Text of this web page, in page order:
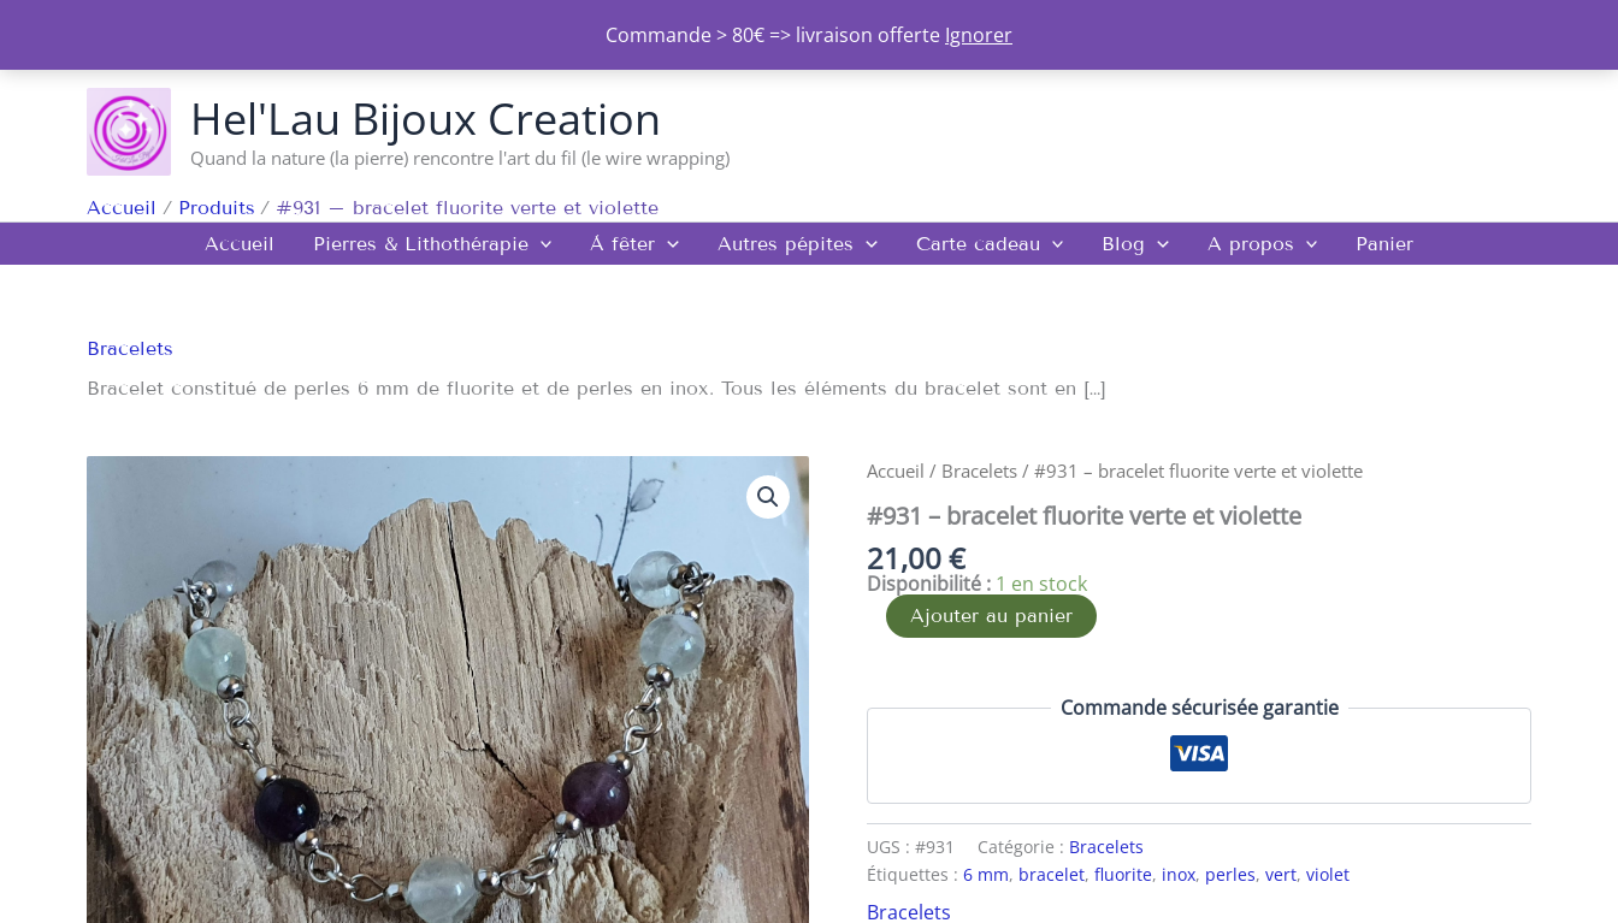
Commande > 80€ => livraison offerte Ignorer
contenu
Hel'Lau Bijoux Creation
Quand la nature (la pierre) rencontre l'art du fil (le wire wrapping)
Accueil Produits
#931 – bracelet fluorite verte et violette
Accueil
Pierres & Lithothérapie À fêter Autres pépites Carte cadeau Blog A propos Panier
Bracelets
Bracelet constitué de perles 6 mm de fluorite et de perles en inox. Tous les éléments du bracelet sont en […]
Accueil / Bracelets / #931 – bracelet fluorite verte et violette
#931 – bracelet fluorite verte et violette
21,00€
Disponibilité : 1 en stock
quantité
#931
bracelet
fluorite
verte
Ajouter au panier
Commande sécurisée garantie
UGS : #931 Catégorie : Bracelets
Étiquettes : 6 mm, bracelet, fluorite, inox, perles, vert, violet
Bracelets